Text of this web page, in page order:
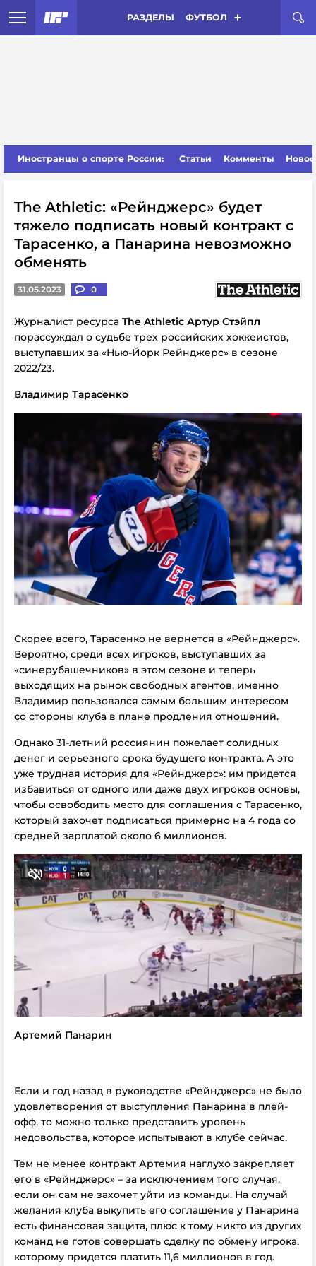
РАЗДЕЛЫ ФУТБОЛ
Иностранцы о спорте России: Статьи Комменты
The Athletic: «Рейнджерс» будет
тяжело подписать новый контракт с
Тарасенко, а Панарина невозможно
обменять
31.05.2023 0
Журналист ресурса The Athletic Артур Стэйпл
порассуждал о судьбе трех российских хоккеистов,
выступавших за «Нью-Йорк Рейнджерс» в сезоне
2022/23.
Владимир Тарасенко
Скорее всего, Тарасенко не вернется в «Рейнджерс».
Вероятно, среди всех игроков, выступавших за
«синерубашечников» в этом сезоне и теперь
выходящих на рынок свободных агентов, именно
Владимир пользовался самым большим интересом
со стороны клуба в плане продления отношений.
Однако 31-летний россиянин пожелает солидных
денег и серьезного срока будущего контракта. А это
уже трудная история для «Рейнджерс»: им придется
избавиться от одного или даже двух игроков основы,
чтобы освободить место для соглашения с Тарасенко,
который захочет подписаться примерно на 4 года со
средней зарплатой около 6 миллионов.
Артемий Панарин
Если и год назад в руководстве «Рейнджерс» не было
удовлетворения от выступления Панарина в плей-
офф, то можно только представить уровень
недовольства, которое испытывают в клубе сейчас.
Тем не менее контракт Артемия наглухо закрепляет
его в «Рейнджерс» – за исключением того случая,
если он сам не захочет уйти из команды. На случай
желания клуба выкупить его соглашение у Панарина
есть финансовая защита, плюс к тому никто из других
команд не готов совершать сделку по обмену игрока,
которому придется платить 11,6 миллионов в год.